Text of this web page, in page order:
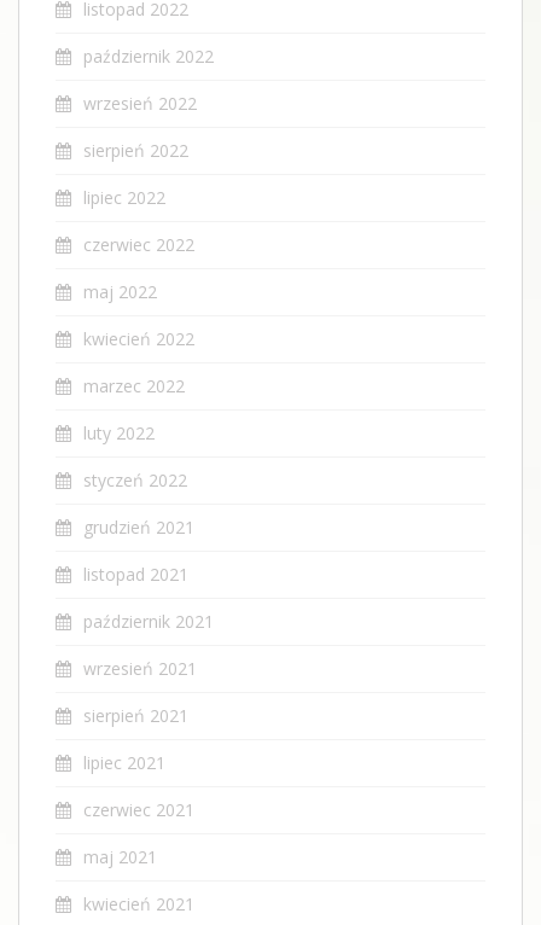
listopad 2022
październik 2022
wrzesień 2022
sierpień 2022
lipiec 2022
czerwiec 2022
maj 2022
kwiecień 2022
marzec 2022
luty 2022
styczeń 2022
grudzień 2021
listopad 2021
październik 2021
wrzesień 2021
sierpień 2021
lipiec 2021
czerwiec 2021
maj 2021
kwiecień 2021